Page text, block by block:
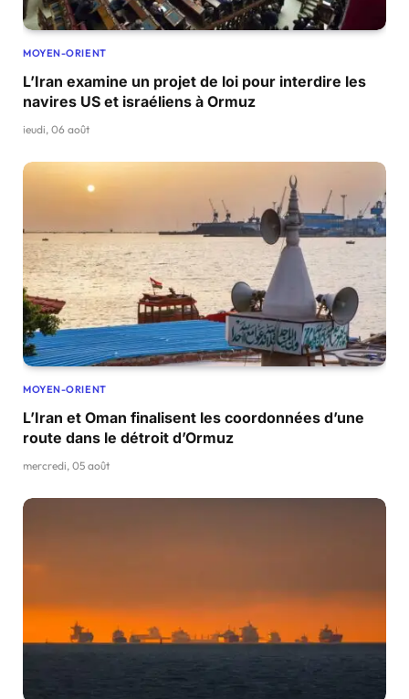
MOYEN-ORIENT
L’Iran examine un projet de loi pour interdire les
navires US et israéliens à Ormuz
jeudi, 06 août
MOYEN-ORIENT
L’Iran et Oman finalisent les coordonnées d’une
route dans le détroit d’Ormuz
mercredi, 05 août